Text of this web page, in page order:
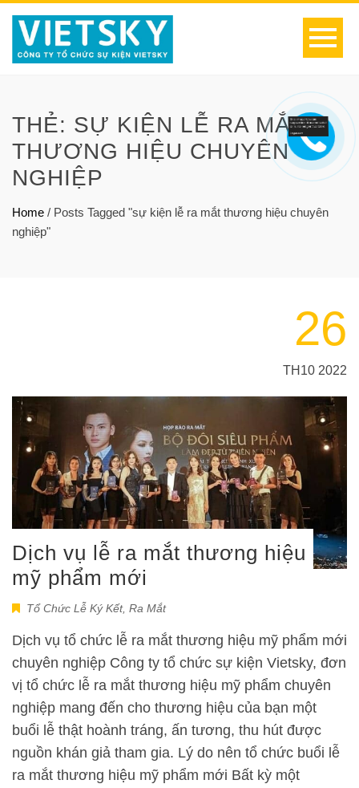
THẺ: SỰ KIỆN LỄ RA MẮT
THƯƠNG HIỆU CHUYÊN
NGHIỆP
Home / Posts Tagged "sự kiện lễ ra mắt thương hiệu chuyên
nghiệp"
26
TH10 2022
Dịch vụ lễ ra mắt thương hiệu
mỹ phẩm mới
Tổ Chức Lễ Ký Kết, Ra Mắt
Dịch vụ tổ chức lễ ra mắt thương hiệu mỹ phẩm mới
chuyên nghiệp Công ty tổ chức sự kiện Vietsky, đơn
vị tổ chức lễ ra mắt thương hiệu mỹ phẩm chuyên
nghiệp mang đến cho thương hiệu của bạn một
buổi lễ thật hoành tráng, ấn tương, thu hút được
nguồn khán giả tham gia. Lý do nên tổ chức buổi lễ
ra mắt thương hiệu mỹ phẩm mới Bất kỳ một